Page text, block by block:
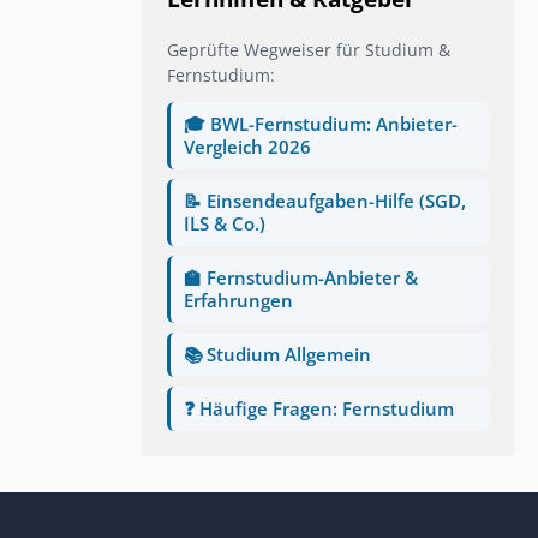
Geprüfte Wegweiser für Studium &
Fernstudium:
🎓 BWL-Fernstudium: Anbieter-
Vergleich 2026
📝 Einsendeaufgaben-Hilfe (SGD,
ILS & Co.)
🏫 Fernstudium-Anbieter &
Erfahrungen
📚 Studium Allgemein
❓ Häufige Fragen: Fernstudium